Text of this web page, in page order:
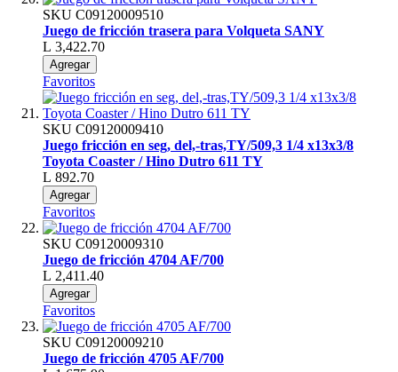
SKU C09120009510
Juego de fricción trasera para Volqueta SANY
L 3,422.70
Agregar
Favoritos
SKU C09120009410
Juego fricción en seg, del,-tras,TY/509,3 1/4 x13x3/8
Toyota Coaster / Hino Dutro 611 TY
L 892.70
Agregar
Favoritos
SKU C09120009310
Juego de fricción 4704 AF/700
L 2,411.40
Agregar
Favoritos
SKU C09120009210
Juego de fricción 4705 AF/700